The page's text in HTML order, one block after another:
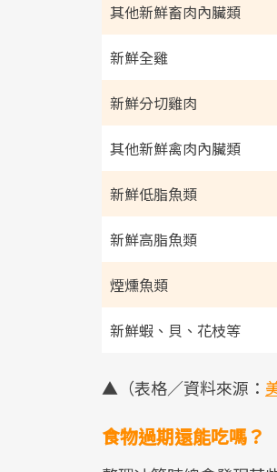
其他新鮮畜肉內臟類
新鮮全雞
新鮮分切雞肉
其他新鮮禽肉內臟類
新鮮低脂魚類
新鮮高脂魚類
煙燻魚類
新鮮蝦、貝、花枝等
▲（表格／資料來源：
食物過期還能吃嗎？